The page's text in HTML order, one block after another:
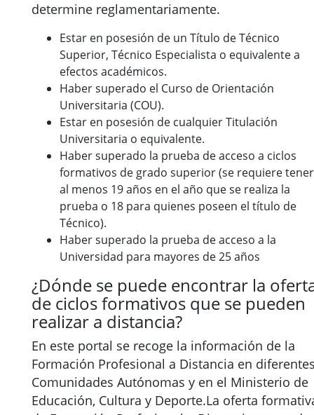
determine reglamentariamente.
Estar en posesión de un Título de Técnico
Superior, Técnico Especialista o equivalente a
efectos académicos.
Haber superado el Curso de Orientación
Universitaria (COU).
Estar en posesión de cualquier Titulación
Universitaria o equivalente.
Haber superado la prueba de acceso a ciclos
formativos de grado superior (se requiere tener
al menos 19 años en el año que se realiza la
prueba o 18 para quienes poseen el título de
Técnico).
Haber superado la prueba de acceso a la
Universidad para mayores de 25 años
¿Dónde se puede encontrar la
de ciclos formativos que se pueden
realizar a distancia?
En este portal se recoge la información de la
Formación Profesional a Distancia en
Comunidades Autónomas y en el Ministerio de
Educación, Cultura y Deporte.La oferta